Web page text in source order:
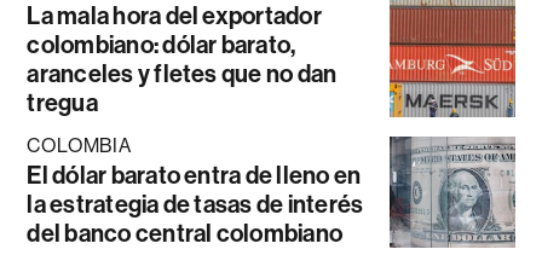
La mala hora del exportador
colombiano: dólar barato,
aranceles y fletes que no dan
tregua
COLOMBIA
El dólar barato entra de lleno en
la estrategia de tasas de interés
del banco central colombiano